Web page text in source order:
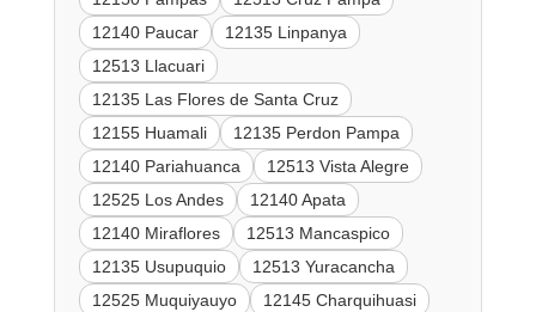
12140 Paucar
12135 Linpanya
12513 Llacuari
12135 Las Flores de Santa Cruz
12155 Huamali
12135 Perdon Pampa
12140 Pariahuanca
12513 Vista Alegre
12525 Los Andes
12140 Apata
12140 Miraflores
12513 Mancaspico
12135 Usupuquio
12513 Yuracancha
12525 Muquiyauyo
12145 Charquihuasi